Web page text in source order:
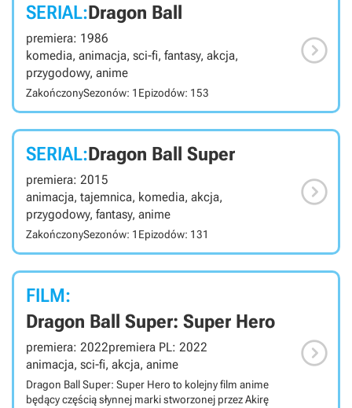
SERIAL:Dragon Ball
premiera: 1986
komedia, animacja, sci-fi, fantasy, akcja,
przygodowy, anime
ZakończonySezonów: 1 Epizodów: 153

SERIAL:Dragon Ball Super
premiera: 2015
animacja, tajemnica, komedia, akcja,
przygodowy, fantasy, anime
ZakończonySezonów: 1 Epizodów: 131

FILM:
Dragon Ball Super: Super Hero
premiera: 2022premiera PL: 2022
animacja, sci-fi, akcja, anime
Dragon Ball Super: Super Hero to kolejny film anime
będący częścią słynnej marki stworzonej przez Akirę
